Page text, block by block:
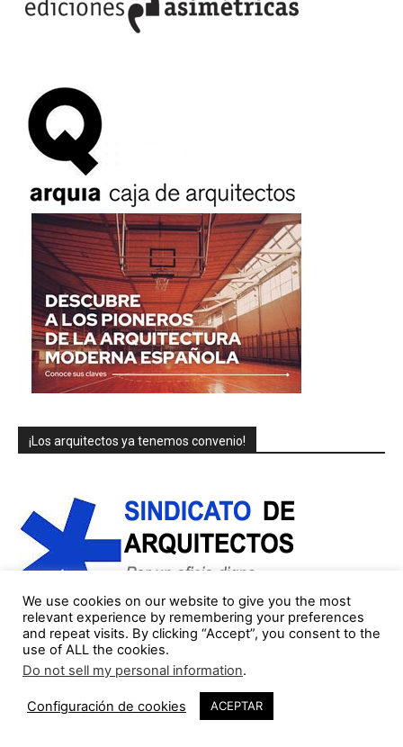
¡Los arquitectos ya tenemos convenio!
COLUMNISTAS/AUTORES (lista parcial)
Jorge Gorostiza
We use cookies on our website to give you the most
relevant experience by remembering your preferences
and repeat visits. By clicking “Accept”, you consent to the
use of ALL the cookies.
Do not sell my personal information.
Configuración de cookies ACEPTAR